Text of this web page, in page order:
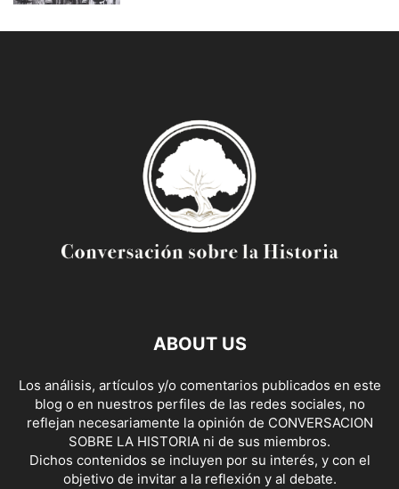
ABOUT US
Los análisis, artículos y/o comentarios publicados en este
blog o en nuestros perfiles de las redes sociales, no
reflejan necesariamente la opinión de CONVERSACION
SOBRE LA HISTORIA ni de sus miembros.
Dichos contenidos se incluyen por su interés, y con el
objetivo de invitar a la reflexión y al debate.